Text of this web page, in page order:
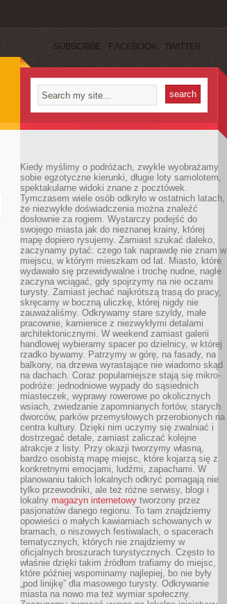
SUBSCRIBE FACEBOOK TWITTER
Kiedy myślimy o podróżach, zwykle wyobrażamy
sobie egzotyczne kierunki, długie loty samolotem,
spektakularne widoki znane z pocztówek.
Tymczasem wiele osób odkryło w ostatnich latach,
że niezwykłe doświadczenia można znaleźć
dosłownie za rogiem. Wystarczy podejść do
swojego miasta jak do nieznanej krainy, której
mapę dopiero rysujemy. Zamiast szukać daleko,
zaczynamy pytać: czego tak naprawdę nie znam w
miejscu, w którym mieszkam od lat. Miasto, które
wydawało się przewidywalne i trochę nudne, nagle
zaczyna wciągać, gdy spojrzymy na nie oczami
turysty. Zamiast jechać najkrótszą trasą do pracy,
skręcamy w boczną uliczkę, której nigdy nie
zauważaliśmy. Odkrywamy stare szyldy, małe
pracownie, kamienice z niezwykłymi detalami
architektonicznymi. W weekend zamiast galerii
handlowej wybieramy spacer po dzielnicy, w której
rzadko bywamy. Patrzymy w górę, na fasady, na
balkony, na drzewa wyrastające nie wiadomo skąd
na dachach. Coraz popularniejsze stają się mikro-
podróże: jednodniowe wypady do sąsiednich
miasteczek, wyprawy rowerowe po okolicznych
wsiach, zwiedzanie zapomnianych fortów, starych
dworców, parków przemysłowych przerobionych na
centra kultury. Dzięki nim uczymy się zwalniać i
dostrzegać detale, zamiast zaliczać kolejne
atrakcje z listy. Przy okazji tworzymy własną,
bardzo osobistą mapę miejsc, które kojarzą się z
konkretnymi emocjami, ludźmi, zapachami. W
planowaniu takich lokalnych odkryć pomagają nie
tylko przewodniki, ale też różne serwisy, blogi i
lokalny magazyn internetowy tworzony przez
pasjonatów danego regionu. To tam znajdziemy
opowieści o małych kawiarniach schowanych w
bramach, o niszowych festiwalach, o spacerach
tematycznych, których nie znajdziemy w
oficjalnych broszurach turystycznych. Często to
właśnie dzięki takim źródłom trafiamy do miejsc,
które później wspominamy najlepiej, bo nie były
„pod linijkę” dla masowego turysty. Odkrywanie
miasta na nowo ma też wymiar społeczny.